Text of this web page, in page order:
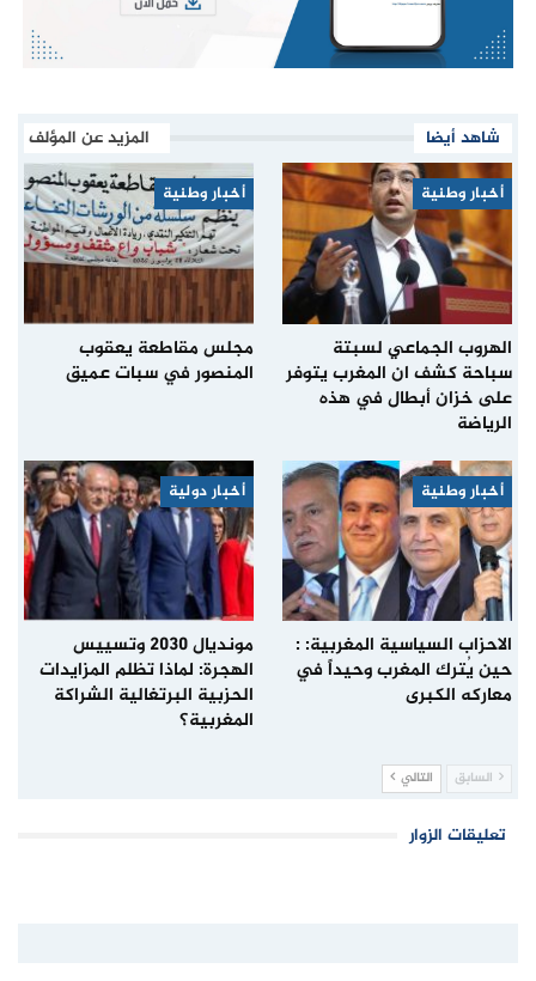
شاهد أيضا المزيد عن المؤلف
أخبار وطنية
الهروب الجماعي لسبتة
سباحة كشف ان المغرب يتوفر
على خزان أبطال في هذه
الرياضة
أخبار وطنية
مجلس مقاطعة يعقوب
المنصور في سبات عميق
أخبار وطنية
الاحزاب السياسية المغربية: :
حين يُترك المغرب وحيداً في
معاركه الكبرى
أخبار دولية
مونديال 2030 وتسييس
الهجرة: لماذا تظلم المزايدات
الحزبية البرتغالية الشراكة
المغربية؟
السابق التالي
تعليقات الزوار